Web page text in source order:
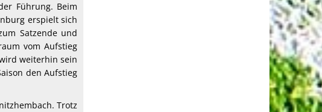
Führung. Beim
erspielt sich
Satzende und
vom Aufstieg
weiterhin sein
den Aufstieg
Trotz